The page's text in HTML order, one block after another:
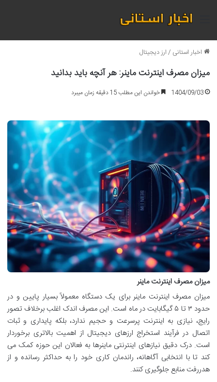
منو
اخبار استانی /ارز دیجیتال
میزان مصرف اینترنت ماینر: هر آنچه باید بدانید
1404/09/03 خواندن این مطلب 15 دقیقه زمان میبرد
میزان مصرف اینترنت ماینر
میزان مصرف اینترنت ماینر برای یک دستگاه معمولاً بسیار پایین و در
حدود ۳ تا ۵ گیگابایت در ماه است. این مصرف اندک اغلب برخلاف تصور
رایج، نیازی به اینترنت پرسرعت و حجیم ندارد، بلکه پایداری و ثبات
اتصال در فرآیند استخراج ارزهای دیجیتال از اهمیت بالاتری برخوردار
است. درک دقیق نیازهای اینترنتی ماینرها به فعالان این حوزه کمک می
کند تا با انتخابی آگاهانه، راندمان کاری خود را به حداکثر رسانده و از
هدررفت منابع جلوگیری کنند.